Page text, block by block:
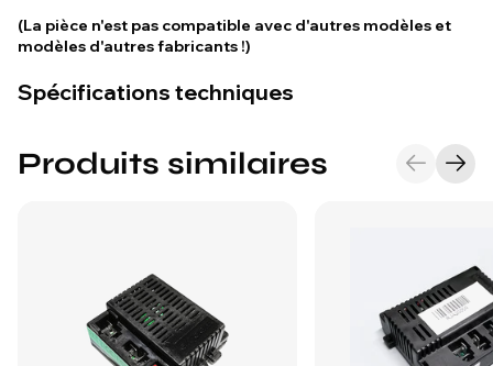
(La pièce n'est pas compatible avec d'autres modèles et
modèles d'autres fabricants !)
Spécifications techniques
Produits similaires